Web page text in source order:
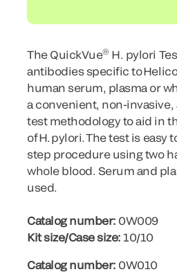
The QuickVue® H. pylori
antibodies specific to
human serum, plasma or
a convenient, non-invasive,
test methodology to aid in
of H. pylori. The test is easy
step procedure using two
whole blood. Serum and
used.
Catalog number: 0W009
Kit size/Case size: 10/10
Catalog number: 0W010